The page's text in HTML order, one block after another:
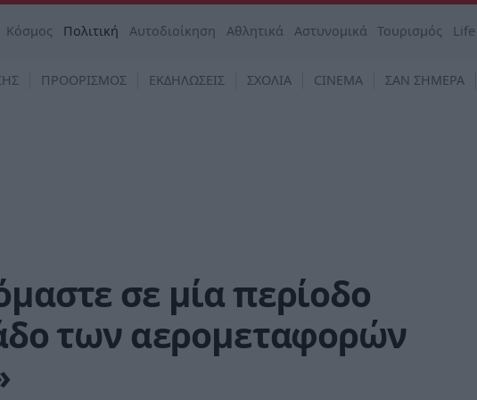
Κόσμος Πολιτική Αυτοδιοίκηση Αθλητικά Αστυνομικά Τουρισμός Life
ΠΡΟΟΡΙΣΜΟΣ ΕΚΔΗΛΩΣΕΙΣ ΣΧΟΛΙΑ CINEMA ΣΑΝ ΣΗΜΕΡΑ
σε μία περίοδο
των αερομεταφορών